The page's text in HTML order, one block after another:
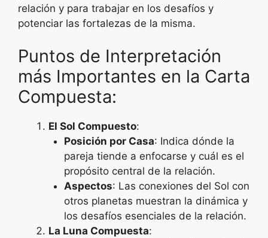
relación y para trabajar en los desafíos y
potenciar las fortalezas de la misma.
Puntos de Interpretación
más Importantes en la Carta
Compuesta:
El Sol Compuesto:
Posición por Casa: Indica dónde la
pareja tiende a enfocarse y cuál es el
propósito central de la relación.
Aspectos: Las conexiones del Sol con
otros planetas muestran la dinámica y
los desafíos esenciales de la relación.
La Luna Compuesta: